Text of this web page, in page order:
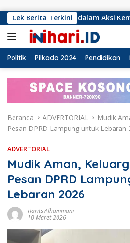
Cek Berita Terkini
Aksi Kemanusiaan
Politik Pilkada 2024 Pendidikan
Beranda ADVERTORIAL
Mudik
Pesan DPRD Lampung untuk Lebaran
ADVERTORIAL
Mudik Aman,
Pesan DPRD
Lebaran 2026
Harits Alhammam
10 Maret 2026